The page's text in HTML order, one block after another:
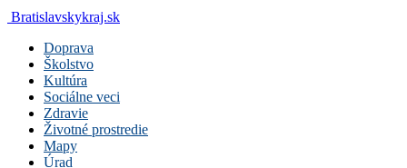
Bratislavskykraj.sk
Doprava
Školstvo
Kultúra
Sociálne veci
Zdravie
Životné prostredie
Mapy
Úrad